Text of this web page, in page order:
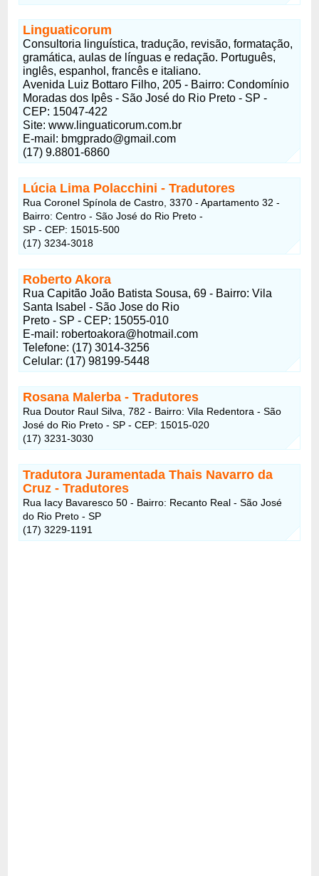
Linguaticorum
Consultoria linguística, tradução, revisão, formatação,
gramática, aulas de línguas e redação. Português,
inglês, espanhol, francês e italiano.
Avenida Luiz Bottaro Filho, 205 - Bairro: Condomínio
Moradas dos Ipês - São José do Rio Preto - SP -
CEP: 15047-422
Site: www.linguaticorum.com.br
E-mail: bmgprado@gmail.com
(17) 9.8801-6860
Lúcia Lima Polacchini - Tradutores
Rua Coronel Spínola de Castro, 3370 - Apartamento 32 -
Bairro: Centro - São José do Rio Preto -
SP - CEP: 15015-500
(17) 3234-3018
Roberto Akora
Rua Capitão João Batista Sousa, 69 - Bairro: Vila
Santa Isabel - São Jose do Rio
Preto - SP - CEP: 15055-010
E-mail: robertoakora@hotmail.com
Telefone: (17) 3014-3256
Celular: (17) 98199-5448
Rosana Malerba - Tradutores
Rua Doutor Raul Silva, 782 - Bairro: Vila Redentora - São
José do Rio Preto - SP - CEP: 15015-020
(17) 3231-3030
Tradutora Juramentada Thais Navarro da
Cruz - Tradutores
Rua Iacy Bavaresco 50 - Bairro: Recanto Real - São José
do Rio Preto - SP
(17) 3229-1191